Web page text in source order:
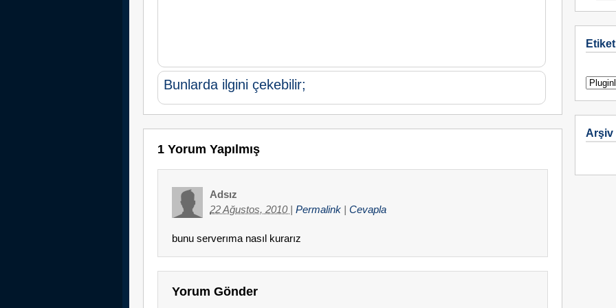
Bunlarda ilgini çekebilir;
1 Yorum Yapılmış
Adsız
22 Ağustos, 2010 | Permalink | Cevapla
bunu serverıma nasıl kurarız
Yorum Gönder
Arşiv